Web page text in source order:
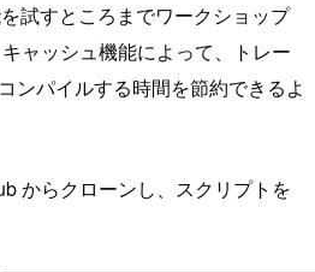
試すところまでワークショップ
ャッシュ機能によって、トレー
ンパイルする時間を節約できるよ
からクローンし、スクリプトを